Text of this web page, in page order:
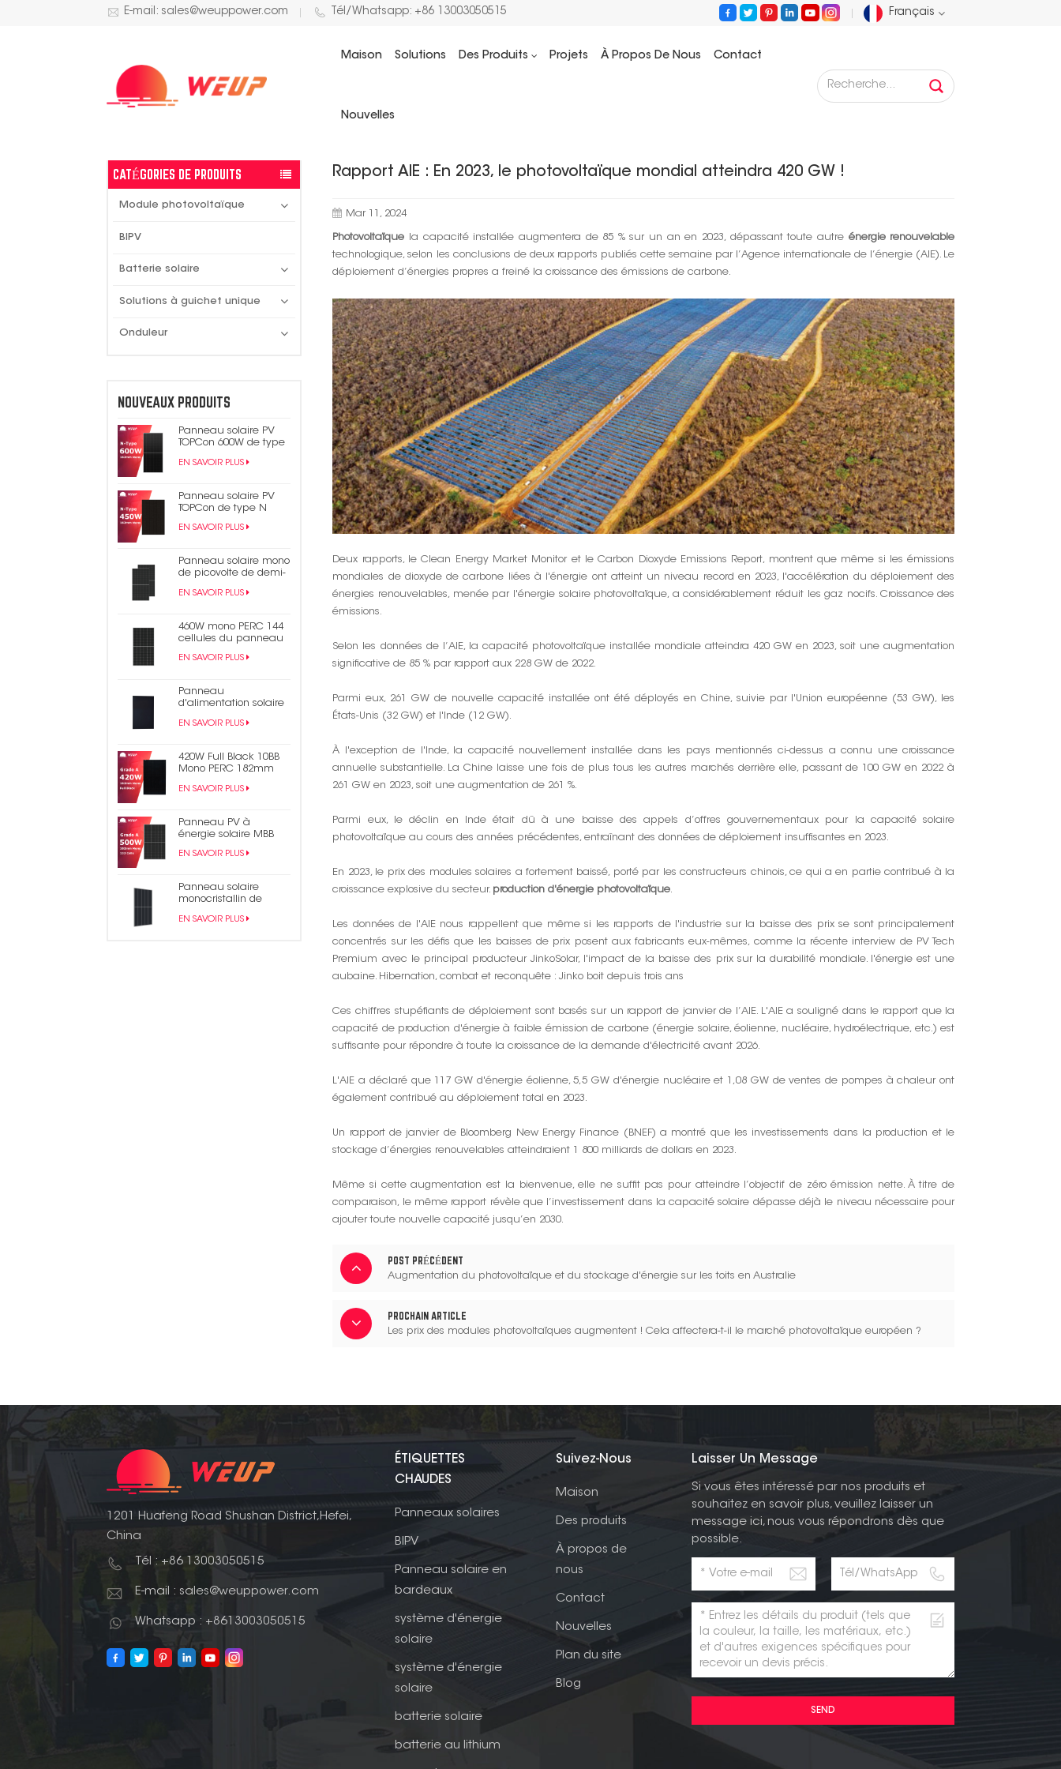
E-mail: sales@weuppower.com Tél/Whatsapp: +86 13003050515 Français
English
Español
عربي
日语
한국인
Polski
Maison Solutions Des Produits Projets À Propos De Nous Contact
Nouvelles
ACTUALITÉS SOLAIRES Rapport AIE : En 2023, le photovoltaïque mondial atteindra 420 GW !
CATÉGORIES DE PRODUITS
Module photovoltaïque
BIPV
Batterie solaire
Solutions à guichet unique
Onduleur
NOUVEAUX PRODUITS
Panneau solaire PV
TOPCon 600W de type
EN SAVOIR PLUS
Panneau solaire PV
TOPCon de type N
EN SAVOIR PLUS
Panneau solaire mono
de picovolte de demi-
élevé 550W 9bb Perc
EN SAVOIR PLUS
460W mono PERC 144
cellules du panneau
panneau
EN SAVOIR PLUS
Panneau
d'alimentation solaire
monocristallins de 430
EN SAVOIR PLUS
420W Full Black 10BB
Mono PERC 182mm
demi-cellule
EN SAVOIR PLUS
Panneau PV à
énergie solaire MBB
500W
EN SAVOIR PLUS
Panneau solaire
monocristallin de
bardeaux PERC 490W
EN SAVOIR PLUS
Rapport AIE : En 2023, le photovoltaïque mondial atteindra 420 GW !
Mar 11, 2024
Photovoltaïque la capacité installée augmentera de 85 % sur un an en 2023, dépassant toute autre énergie renouvelable
technologique, selon les conclusions de deux rapports publiés cette semaine par l’Agence internationale de l’énergie (AIE). Le
déploiement d’énergies propres a freiné la croissance des émissions de carbone.
Deux rapports, le Clean Energy Market Monitor et le Carbon Dioxyde Emissions Report, montrent que même si les émissions
mondiales de dioxyde de carbone liées à l'énergie ont atteint un niveau record en 2023, l'accélération du déploiement des
énergies renouvelables, menée par l'énergie solaire photovoltaïque, a considérablement réduit les gaz nocifs. Croissance des
émissions.
Selon les données de l’AIE, la capacité photovoltaïque installée mondiale atteindra 420 GW en 2023, soit une augmentation
significative de 85 % par rapport aux 228 GW de 2022.
Parmi eux, 261 GW de nouvelle capacité installée ont été déployés en Chine, suivie par l'Union européenne (53 GW), les
États-Unis (32 GW) et l'Inde (12 GW).
À l'exception de l'Inde, la capacité nouvellement installée dans les pays mentionnés ci-dessus a connu une croissance
annuelle substantielle. La Chine laisse une fois de plus tous les autres marchés derrière elle, passant de 100 GW en 2022 à
261 GW en 2023, soit une augmentation de 261 %.
Parmi eux, le déclin en Inde était dû à une baisse des appels d’offres gouvernementaux pour la capacité solaire
photovoltaïque au cours des années précédentes, entraînant des données de déploiement insuffisantes en 2023.
En 2023, le prix des modules solaires a fortement baissé, porté par les constructeurs chinois, ce qui a en partie contribué à la
croissance explosive du secteur. production d'énergie photovoltaïque.
Les données de l'AIE nous rappellent que même si les rapports de l'industrie sur la baisse des prix se sont principalement
concentrés sur les défis que les baisses de prix posent aux fabricants eux-mêmes, comme la récente interview de PV Tech
Premium avec le principal producteur JinkoSolar, l'impact de la baisse des prix sur la durabilité mondiale. l'énergie est une
aubaine. Hibernation, combat et reconquête : Jinko boit depuis trois ans
Ces chiffres stupéfiants de déploiement sont basés sur un rapport de janvier de l’AIE. L'AIE a souligné dans le rapport que la
capacité de production d'énergie à faible émission de carbone (énergie solaire, éolienne, nucléaire, hydroélectrique, etc.) est
suffisante pour répondre à toute la croissance de la demande d'électricité avant 2026.
L'AIE a déclaré que 117 GW d'énergie éolienne, 5,5 GW d'énergie nucléaire et 1,08 GW de ventes de pompes à chaleur ont
également contribué au déploiement total en 2023.
Un rapport de janvier de Bloomberg New Energy Finance (BNEF) a montré que les investissements dans la production et le
stockage d’énergies renouvelables atteindraient 1 800 milliards de dollars en 2023.
Même si cette augmentation est la bienvenue, elle ne suffit pas pour atteindre l’objectif de zéro émission nette. À titre de
comparaison, le même rapport révèle que l’investissement dans la capacité solaire dépasse déjà le niveau nécessaire pour
ajouter toute nouvelle capacité jusqu’en 2030.
POST PRÉCÉDENT
Augmentation du photovoltaïque et du stockage d'énergie sur les toits en Australie
PROCHAIN ARTICLE
Les prix des modules photovoltaïques augmentent ! Cela affectera-t-il le marché photovoltaïque européen ?
1201 Huafeng Road Shushan District,Hefei,
China
Tél : +86 13003050515
E-mail : sales@weuppower.com
Whatsapp : +8613003050515
ÉTIQUETTES
CHAUDES
Panneaux solaires
BIPV
Panneau solaire en
bardeaux
système d'énergie
solaire
système d'énergie
solaire
batterie solaire
batterie au lithium
Suivez-Nous
Maison
Des produits
À propos de
nous
Contact
Nouvelles
Plan du site
Blog
Laisser Un Message
Si vous êtes intéressé par nos produits et
souhaitez en savoir plus, veuillez laisser un
message ici, nous vous répondrons dès que
possible.
SEND